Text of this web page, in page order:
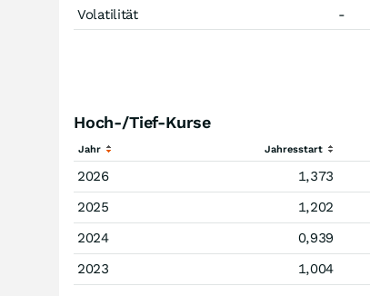
Volatilität
-
Hoch-/Tief-Kurse
Jahr Jahresstart
2026 1,373
2025
1,202
2024
0,939
2023
1,004